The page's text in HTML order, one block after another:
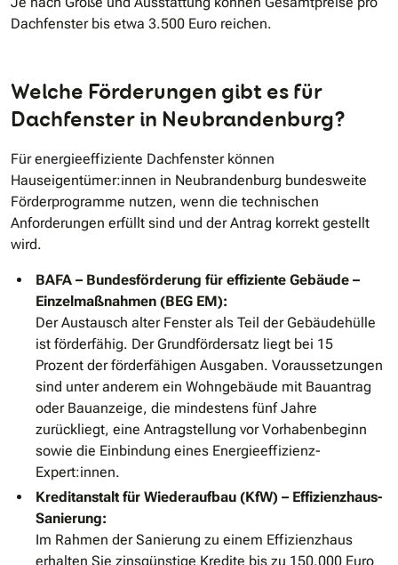
Dachfenster bis etwa 3.500 Euro reichen.
Welche Förderungen gibt es für
Dachfenster in Neubrandenburg?
Für energieeffiziente Dachfenster können
Hauseigentümer:innen in Neubrandenburg bundesweite
Förderprogramme nutzen, wenn die technischen
Anforderungen erfüllt sind und der Antrag korrekt gestellt
wird.
BAFA – Bundesförderung für effiziente Gebäude –
Einzelmaßnahmen (BEG EM):
Der Austausch alter Fenster als Teil der Gebäudehülle
ist förderfähig. Der Grundfördersatz liegt bei 15
Prozent der förderfähigen Ausgaben. Voraussetzungen
sind unter anderem ein Wohngebäude mit Bauantrag
oder Bauanzeige, die mindestens fünf Jahre
zurückliegt, eine Antragstellung vor Vorhabenbeginn
sowie die Einbindung eines Energieeffizienz-
Expert:innen.
Kreditanstalt für Wiederaufbau (KfW) – Effizienzhaus-
Sanierung:
Im Rahmen der Sanierung zu einem Effizienzhaus
erhalten Sie zinsgünstige Kredite bis zu 150.000 Euro